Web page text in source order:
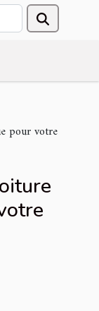
pour votre